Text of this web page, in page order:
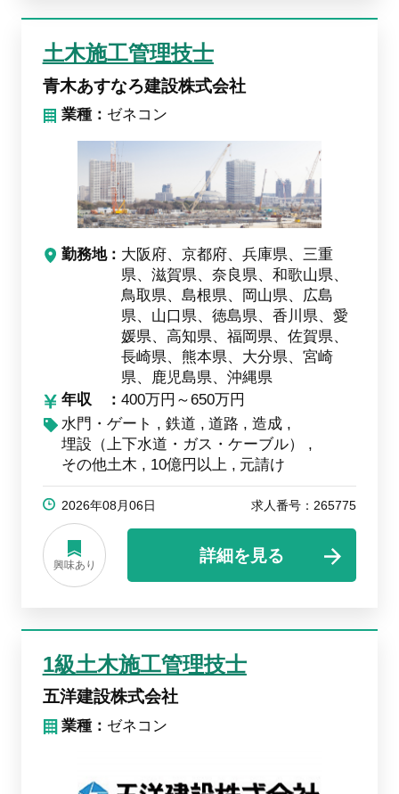
土木施工管理技士
青木あすなろ建設株式会社
業種： ゼネコン
勤務地
大阪府、京都府、兵庫県、三重
県、滋賀県、奈良県、和歌山県、
鳥取県、島根県、岡山県、広島
県、山口県、徳島県、香川県、愛
媛県、高知県、福岡県、佐賀県、
長崎県、熊本県、大分県、宮崎
県、鹿児島県、沖縄県
年収
400万円～650万円
水門・ゲート
鉄道 道路
造成
埋設（上下水道・ガス・ケーブル）
その他土木
10億円以上 元請け
2026年08月06日 求人番号：265775
興味あり
詳細を見る
1級土木施工管理技士
五洋建設株式会社
業種： ゼネコン